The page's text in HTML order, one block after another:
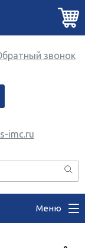
звонок
imc.ru
Меню